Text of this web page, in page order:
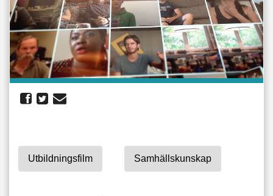
Utbildningsfilm Samhällskunskap